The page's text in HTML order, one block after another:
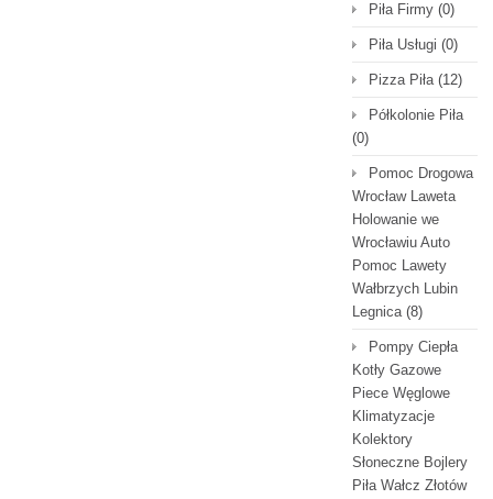
Piła Firmy (0)
Piła Usługi (0)
Pizza Piła(12)
Półkolonie Piła
(0)
Pomoc Drogowa
Wrocław Laweta
Holowanie we
Wrocławiu Auto
Pomoc Lawety
Wałbrzych Lubin
Legnica(8)
Pompy Ciepła
Kotły Gazowe
Piece Węglowe
Klimatyzacje
Kolektory
Słoneczne Bojlery
Piła Wałcz Złotów